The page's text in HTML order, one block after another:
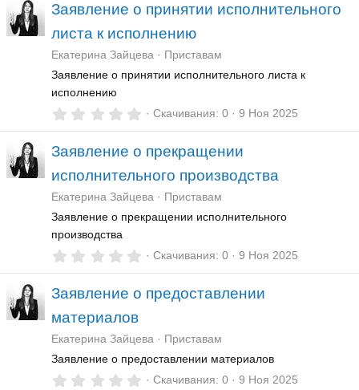
0
в
з
д
Заявление о принятии исполнительного
листа к исполнению
Екатерина Зайцева
Приставам
Заявление о принятии исполнительного листа к
исполнению
0
0
в
з
д
Скачивания 0 9 Ноя 2025
Заявление о прекращении
исполнительного производства
Екатерина Зайцева
Приставам
Заявление о прекращении исполнительного
производства
0
0
з
д
Скачивания 0 9 Ноя 2025
Заявление о предоставлении
материалов
Екатерина Зайцева
Приставам
Заявление о предоставлении материалов
0 Скачивания 0 9 Ноя 2025